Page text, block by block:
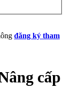
đăng ký tham
cấp